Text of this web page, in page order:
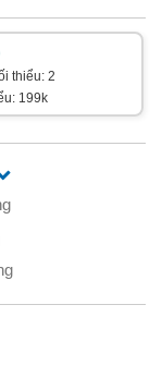
thiểu: 2
199k